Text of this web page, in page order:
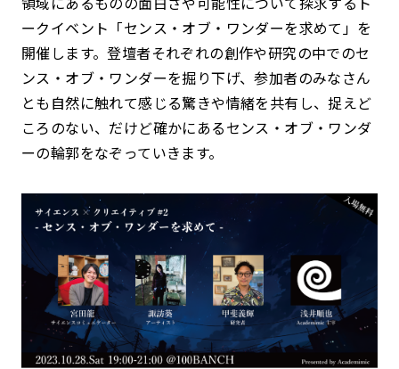
ークイベント「センス・オブ・ワンダーを求めて」を
開催します。登壇者それぞれの創作や研究の中でのセ
ンス・オブ・ワンダーを掘り下げ、参加者のみなさん
とも自然に触れて感じる驚きや情緒を共有し、捉えど
ころのない、だけど確かにあるセンス・オブ・ワンダ
ーの輪郭をなぞっていきます。